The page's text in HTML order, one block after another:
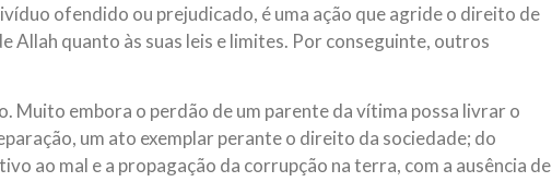
ofendido ou prejudicado, é uma ação que agride o direito de
Allah quanto às suas leis e limites. Por conseguinte, outros
Muito embora o perdão de um parente da vítima possa livrar o
um ato exemplar perante o direito da sociedade; do
ao mal e a propagação da corrupção na terra, com a ausência de